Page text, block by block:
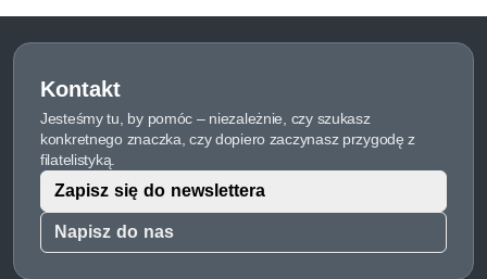
Kontakt
Jesteśmy tu, by pomóc – niezależnie, czy szukasz
konkretnego znaczka, czy dopiero zaczynasz przygodę z
filatelistyką.
Napisz do nas
Zapisz się do newslettera